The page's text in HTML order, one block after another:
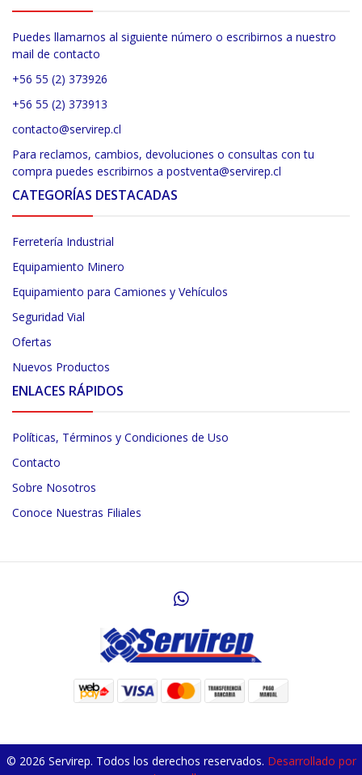
Puedes llamarnos al siguiente número o escribirnos a nuestro
mail de contacto
+56 55 (2) 373926
+56 55 (2) 373913
contacto@servirep.cl
Para reclamos, cambios, devoluciones o consultas con tu
compra puedes escribirnos a postventa@servirep.cl
CATEGORÍAS DESTACADAS
Ferretería Industrial
Equipamiento Minero
Equipamiento para Camiones y Vehículos
Seguridad Vial
Ofertas
Nuevos Productos
ENLACES RÁPIDOS
Políticas, Términos y Condiciones de Uso
Contacto
Sobre Nosotros
Conoce Nuestras Filiales
© 2026 Servirep. Todos los derechos reservados. Desarrollado por